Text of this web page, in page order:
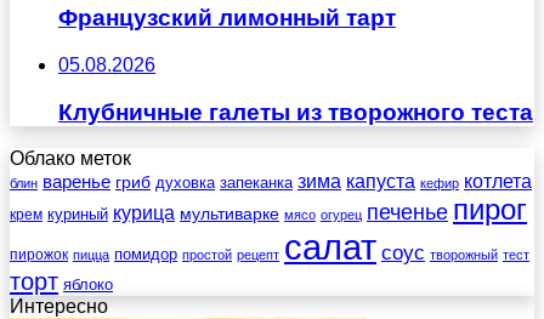
Французский лимонный тарт
05.08.2026
Клубничные галеты из творожного теста
Облако меток
блин варенье гриб духовка запеканка зима капуста кефир котлета
крем куриный курица мультиварке мясо огурец печенье пирог
пирожок пицца помидор простой рецепт салат соус творожный тест
торт яблоко
Интересно